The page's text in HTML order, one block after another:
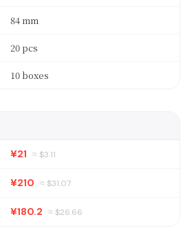
84 mm
20 pcs
10 boxes
¥21 ≈ $3.11
¥210 ≈ $31.07
¥180.2 ≈ $26.66